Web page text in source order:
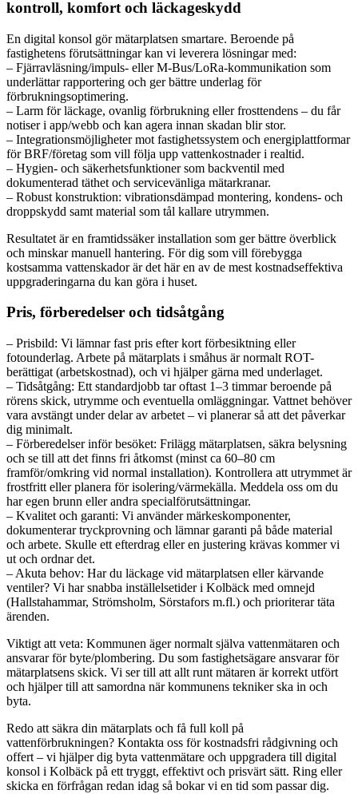
kontroll, komfort och läckageskydd
En digital konsol gör mätarplatsen smartare. Beroende på
fastighetens förutsättningar kan vi leverera lösningar med:
– Fjärravläsning/impuls- eller M-Bus/LoRa-kommunikation som
underlättar rapportering och ger bättre underlag för
förbrukningsoptimering.
– Larm för läckage, ovanlig förbrukning eller frosttendens – du får
notiser i app/webb och kan agera innan skadan blir stor.
– Integrationsmöjligheter mot fastighetssystem och energiplattformar
för BRF/företag som vill följa upp vattenkostnader i realtid.
– Hygien- och säkerhetsfunktioner som backventil med
dokumenterad täthet och servicevänliga mätarkranar.
– Robust konstruktion: vibrationsdämpad montering, kondens- och
droppskydd samt material som tål kallare utrymmen.
Resultatet är en framtidssäker installation som ger bättre överblick
och minskar manuell hantering. För dig som vill förebygga
kostsamma vattenskador är det här en av de mest kostnadseffektiva
uppgraderingarna du kan göra i huset.
Pris, förberedelser och tidsåtgång
– Prisbild: Vi lämnar fast pris efter kort förbesiktning eller
fotounderlag. Arbete på mätarplats i småhus är normalt ROT-
berättigat (arbetskostnad), och vi hjälper gärna med underlaget.
– Tidsåtgång: Ett standardjobb tar oftast 1–3 timmar beroende på
rörens skick, utrymme och eventuella omläggningar. Vattnet behöver
vara avstängt under delar av arbetet – vi planerar så att det påverkar
dig minimalt.
– Förberedelser inför besöket: Frilägg mätarplatsen, säkra belysning
och se till att det finns fri åtkomst (minst ca 60–80 cm
framför/omkring vid normal installation). Kontrollera att utrymmet är
frostfritt eller planera för isolering/värmekälla. Meddela oss om du
har egen brunn eller andra specialförutsättningar.
– Kvalitet och garanti: Vi använder märkeskomponenter,
dokumenterar tryckprovning och lämnar garanti på både material
och arbete. Skulle ett efterdrag eller en justering krävas kommer vi
ut och ordnar det.
– Akuta behov: Har du läckage vid mätarplatsen eller kärvande
ventiler? Vi har snabba inställelsetider i Kolbäck med omnejd
(Hallstahammar, Strömsholm, Sörstafors m.fl.) och prioriterar täta
ärenden.
Viktigt att veta: Kommunen äger normalt själva vattenmätaren och
ansvarar för byte/plombering. Du som fastighetsägare ansvarar för
mätarplatsens skick. Vi ser till att allt runt mätaren är korrekt utfört
och hjälper till att samordna när kommunens tekniker ska in och
byta.
Redo att säkra din mätarplats och få full koll på
vattenförbrukningen? Kontakta oss för kostnadsfri rådgivning och
offert – vi hjälper dig byta vattenmätare och uppgradera till digital
konsol i Kolbäck på ett tryggt, effektivt och prisvärt sätt. Ring eller
skicka en förfrågan redan idag så bokar vi en tid som passar dig.